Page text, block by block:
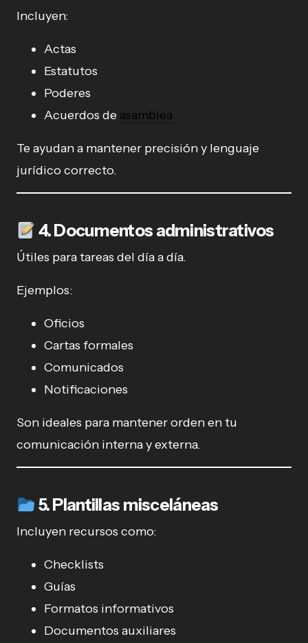
Incluyen:
Actas
Estatutos
Poderes
Acuerdos de asamblea
Te ayudan a mantener precisión y lenguaje
jurídico correcto.
4. Documentos administrativos
Útiles para tareas del día a día.
Ejemplos:
Oficios
Cartas formales
Comunicados
Notificaciones
Son ideales para mantener orden en tu
comunicación interna y externa.
5. Plantillas misceláneas
Incluyen recursos como:
Checklists
Guías
Formatos informativos
Documentos auxiliares